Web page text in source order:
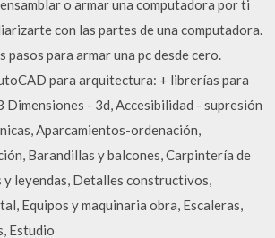
o armar una computadora por ti
con las partes de una computadora.
para armar una pc desde cero.
para arquitectura: + librerías para
- 3d, Accesibilidad - supresión
Aparcamientos-ordenación,
Barandillas y balcones, Carpintería de
leyendas, Detalles constructivos,
Equipos y maquinaria obra, Escaleras,
Estudio